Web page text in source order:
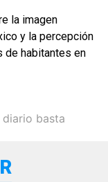
la imagen
y la percepción
de habitantes en
diario basta